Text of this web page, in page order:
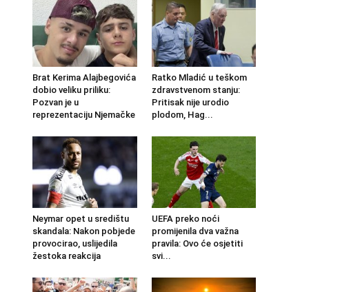
Brat Kerima Alajbegovića
dobio veliku priliku:
Pozvan je u
reprezentaciju Njemačke
Ratko Mladić u teškom
zdravstvenom stanju:
Pritisak nije urodio
plodom, Hag...
Neymar opet u središtu
skandala: Nakon pobjede
provocirao, uslijedila
žestoka reakcija
UEFA preko noći
promijenila dva važna
pravila: Ovo će osjetiti
svi...